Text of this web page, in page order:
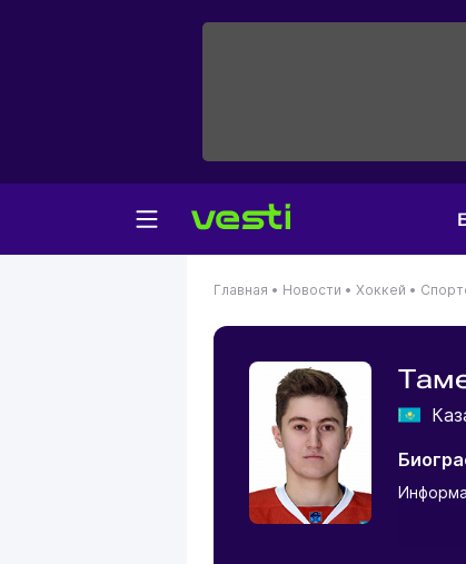
Главная • Новости • Хоккей •